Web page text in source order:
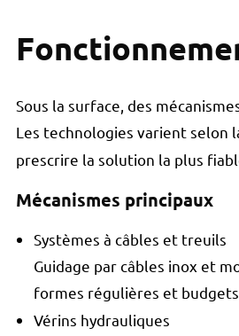
Sous la surface, des
Les technologies varient selon
prescrire la solution la plus
Mécanismes principaux
Systèmes à câbles et treuils
Guidage par câbles inox et
formes régulières et
Vérins hydrauliques